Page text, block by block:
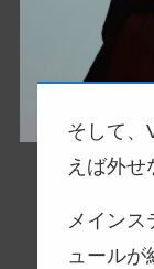
そして、
えば外せ
メインス
ュールが